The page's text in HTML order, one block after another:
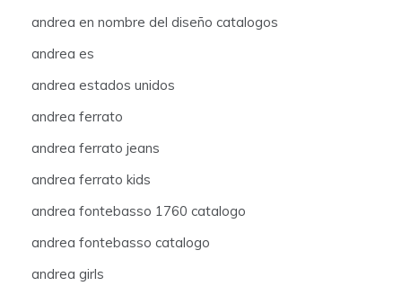
andrea en nombre del diseño catalogos
andrea es
andrea estados unidos
andrea ferrato
andrea ferrato jeans
andrea ferrato kids
andrea fontebasso 1760 catalogo
andrea fontebasso catalogo
andrea girls